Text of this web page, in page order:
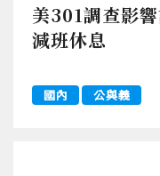
美301調查影
減班休息
國內 公與義